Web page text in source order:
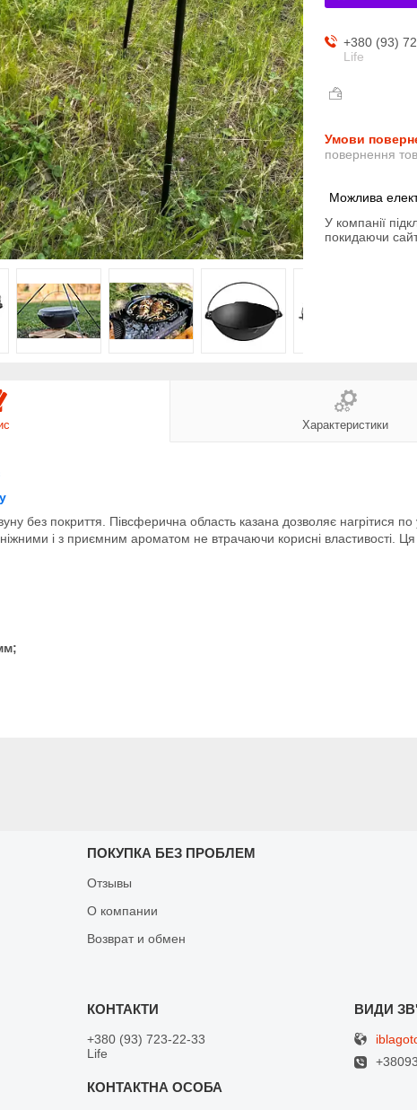
+380 (93)
Life
повернення
У компанії
покидаючи
Характеристики
у
без покриття. Півсферична область казана дозволяє нагрітися
і з приємним ароматом не втрачаючи корисні властивості.
ПОКУПКА БЕЗ ПРОБЛЕМ
Отзывы
О компании
Возврат и обмен
+380 (93) 723-22-33
Life